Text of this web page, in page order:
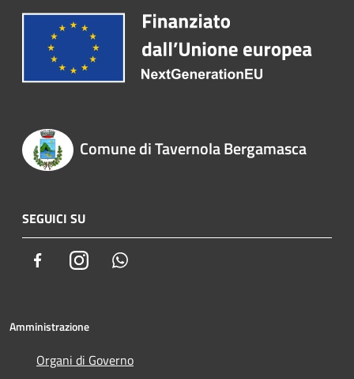
Comune di Tavernola Bergamasca
SEGUICI SU
FacebookInstagram
Amministrazione
Organi di Governo